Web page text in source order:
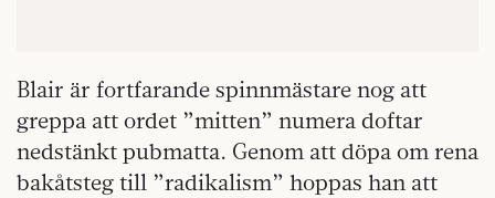
Blair är fortfarande spinnmästare nog att
greppa att ordet ”mitten” numera doftar
nedstänkt pubmatta. Genom att döpa om rena
bakåtsteg till ”radikalism” hoppas han att